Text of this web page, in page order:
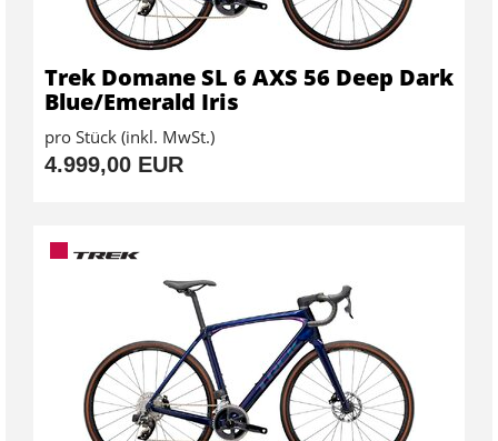
Trek Domane SL 6 AXS 56 Deep Dark
Blue/Emerald Iris
pro Stück (inkl. MwSt.)
4.999,00 EUR